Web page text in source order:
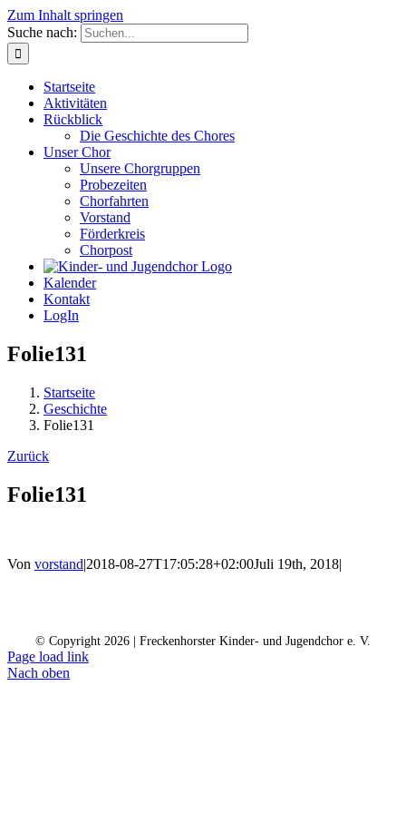
Zum Inhalt springen
Suche nach:
Startseite
Aktivitäten
Rückblick
Die Geschichte des Chores
Unser Chor
Unsere Chorgruppen
Probezeiten
Chorfahrten
Vorstand
Förderkreis
Chorpost
Kalender
Kontakt
LogIn
Folie131
Startseite
Geschichte
Folie131
Zurück
Folie131
Von vorstand|2018-08-27T17:05:28+02:00Juli 19th, 2018|
© Copyright 2026 | Freckenhorster Kinder- und Jugendchor e. V.
Page load link
Nach oben